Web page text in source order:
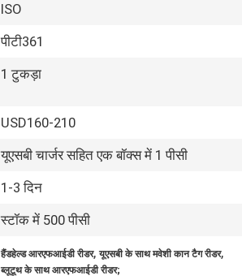
ISO
पीटी361
1 टुकड़ा
USD160-210
यूएसबी चार्जर सहित एक बॉक्स में 1 पीसी
1-3 दिन
स्टॉक में 500 पीसी
हैंडहेल्ड आरएफआईडी रीडर,यूएसबी के साथ मवेशी कान टैग रीडर,
ब्लूटूथ के साथ आरएफआईडी रीडर;